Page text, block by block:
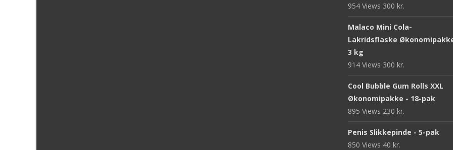
954 Views 300 kr.
Malaco Mini Cola-
Lakridsflaske
3 kg
914 Views 300 kr.
Cool Bubble Gum Rolls XXL
Økonomipakke - 18-pak
895 Views 230 kr.
Penis Slikkepinde - 5-pak
850 Views 40 kr.